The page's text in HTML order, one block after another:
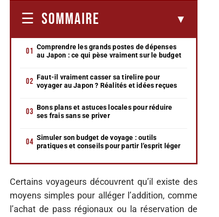
SOMMAIRE
Comprendre les grands postes de dépenses
au Japon : ce qui pèse vraiment sur le budget
Faut-il vraiment casser sa tirelire pour
voyager au Japon ? Réalités et idées reçues
Bons plans et astuces locales pour réduire
ses frais sans se priver
Simuler son budget de voyage : outils
pratiques et conseils pour partir l’esprit léger
Certains voyageurs découvrent qu’il existe des
moyens simples pour alléger l’addition, comme
l’achat de pass régionaux ou la réservation de